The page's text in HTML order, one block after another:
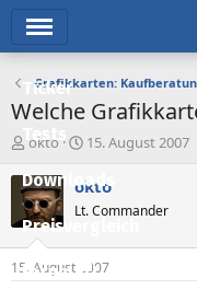
Ticker
Tests
Downloads
Preisvergleich
Forum
Grafikkarten:
Welche
E
s
t
e
e
okto
E
s
e
t
15. August 2007
okto
Lt. Commander
15. August 2007